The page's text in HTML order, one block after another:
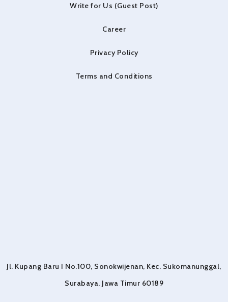
Write for Us (Guest Post)
Career
Privacy Policy
Terms and Conditions
Jl. Kupang Baru I No.100, Sonokwijenan, Kec. Sukomanunggal,
Surabaya, Jawa Timur 60189